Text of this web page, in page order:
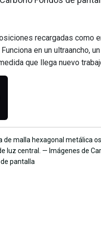
recargadas como
en un ultraancho, un
que llega nuevo